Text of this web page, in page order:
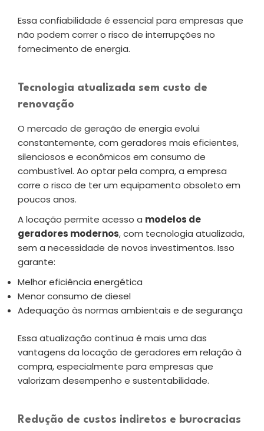
Essa confiabilidade é essencial para empresas que
não podem correr o risco de interrupções no
fornecimento de energia.
Tecnologia atualizada sem custo de
renovação
O mercado de geração de energia evolui
constantemente, com geradores mais eficientes,
silenciosos e econômicos em consumo de
combustível. Ao optar pela compra, a empresa
corre o risco de ter um equipamento obsoleto em
poucos anos.
A locação permite acesso a modelos de
geradores modernos, com tecnologia atualizada,
sem a necessidade de novos investimentos. Isso
garante:
Melhor eficiência energética
Menor consumo de diesel
Adequação às normas ambientais e de segurança
Essa atualização contínua é mais uma das
vantagens da locação de geradores em relação à
compra, especialmente para empresas que
valorizam desempenho e sustentabilidade.
Redução de custos indiretos e burocracias